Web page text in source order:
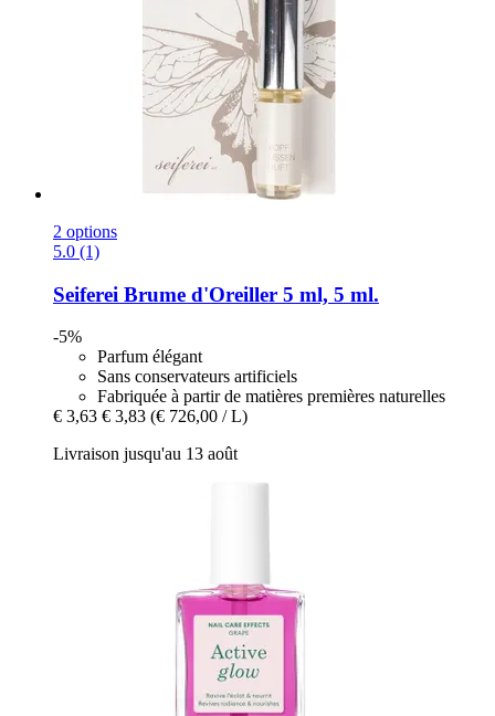
2 options
5.0 (1)
Seiferei Brume d'Oreiller 5 ml, 5 ml.
-5%
Parfum élégant
Sans conservateurs artificiels
Fabriquée à partir de matières premières naturelles
€ 3,63 € 3,83 (€ 726,00 / L)
Livraison jusqu'au 13 août